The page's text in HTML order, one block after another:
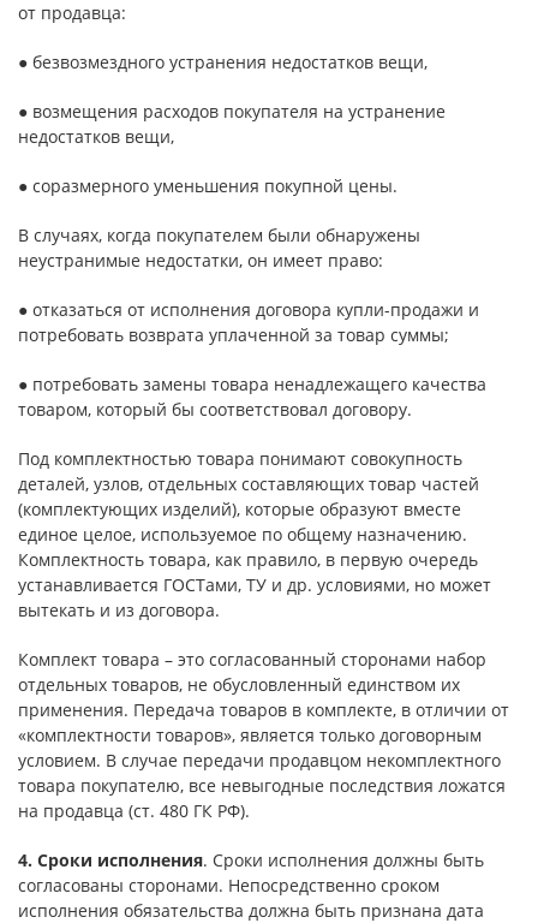
от продавца:
● безвозмездного устранения недостатков вещи,
● возмещения расходов покупателя на устранение
недостатков вещи,
● соразмерного уменьшения покупной цены.
В случаях, когда покупателем были обнаружены
неустранимые недостатки, он имеет право:
● отказаться от исполнения договора купли-продажи и
потребовать возврата уплаченной за товар суммы;
● потребовать замены товара ненадлежащего качества
товаром, который бы соответствовал договору.
Под комплектностью товара понимают совокупность
деталей, узлов, отдельных составляющих товар частей
(комплектующих изделий), которые образуют вместе
единое целое, используемое по общему назначению.
Комплектность товара, как правило, в первую очередь
устанавливается ГОСТами, ТУ и др. условиями, но может
вытекать и из договора.
Комплект товара – это согласованный сторонами набор
отдельных товаров, не обусловленный единством их
применения. Передача товаров в комплекте, в отличии от
«комплектности товаров», является только договорным
условием. В случае передачи продавцом некомплектного
товара покупателю, все невыгодные последствия ложатся
на продавца (ст. 480 ГК РФ).
4. Сроки исполнения. Сроки исполнения должны быть
согласованы сторонами. Непосредственно сроком
исполнения обязательства должна быть признана дата